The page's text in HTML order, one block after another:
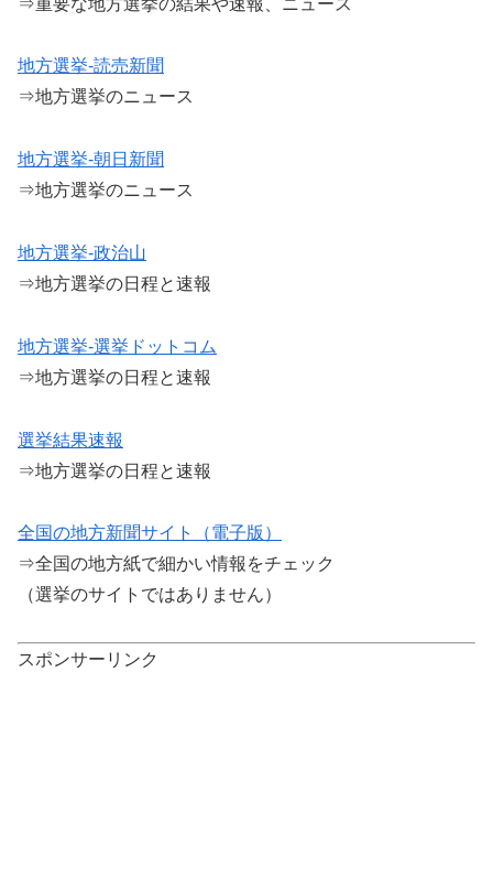
地方選挙-読売新聞
⇒地方選挙のニュース
地方選挙-朝日新聞
⇒地方選挙のニュース
地方選挙-政治山
⇒地方選挙の日程と速報
地方選挙-選挙ドットコム
⇒地方選挙の日程と速報
選挙結果速報
⇒地方選挙の日程と速報
全国の地方新聞サイト（電子版）
⇒全国の地方紙で細かい情報をチェック
（選挙のサイトではありません）
スポンサーリンク